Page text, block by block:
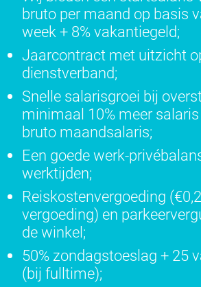
bruto per maand op basis
week + 8% vakantiegeld;
Jaarcontract met uitzicht
dienstverband;
Snelle salarisgroei bij
minimaal 10% meer
bruto maandsalaris;
Een goede werk-
werktijden;
Reiskostenvergoeding
vergoeding) en
de winkel;
50% zondagstoeslag + 25
(bij fulltime);